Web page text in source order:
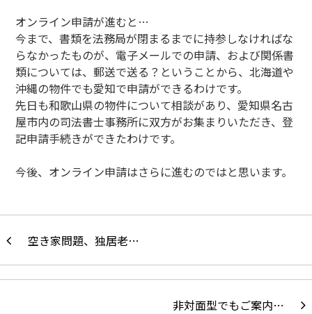
オンライン申請が進むと…
今まで、書類を法務局が閉まるまでに持参しなければな
らなかったものが、電子メールでの申請、および関係書
類については、郵送で送る？ということから、北海道や
沖縄の物件でも愛知で申請ができるわけです。
先日も和歌山県の物件について相談があり、愛知県名古
屋市内の司法書士事務所に双方がお集まりいただき、登
記申請手続きができたわけです。
今後、オンライン申請はさらに進むのではと思います。
空き家問題、独居老…
非対面型でもご案内…